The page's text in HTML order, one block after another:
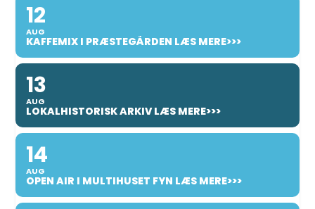
12
AUG
KAFFEMIX I PRÆSTEGÅRDEN LÆS MERE>>>
13
AUG
LOKALHISTORISK ARKIV LÆS MERE>>>
14
AUG
OPEN AIR I MULTIHUSET FYN LÆS MERE>>>